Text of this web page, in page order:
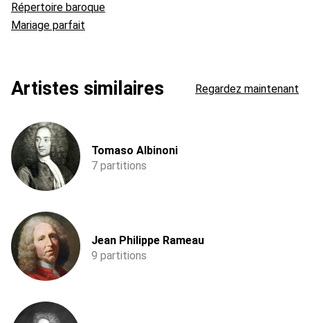
Répertoire baroque
Mariage parfait
Artistes similaires Regardez maintenant
Tomaso Albinoni
7 partitions
Jean Philippe Rameau
9 partitions